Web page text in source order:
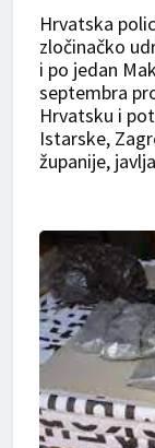
Hrvatska
zločinačko
i po jedan
septembra
Hrvatsku i
Istarske,
županije,